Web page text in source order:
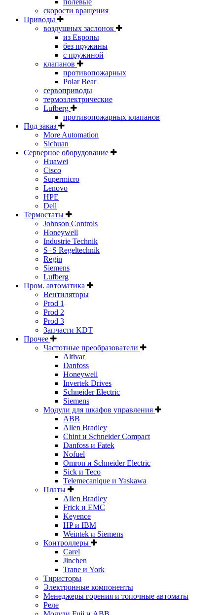
полевые
скорости вращения
Приводы
воздушных заслонок
из Европы
без пружины
с пружиной
клапанов
противопожарных
Polar Bear
сервоприводы
термоэлектрические
Lufberg
противопожарных клапанов
Под заказ
More Automation
Sichuan
Серверное оборудование
Huawei
Cisco
Supermicro
Lenovo
HPE
Dell
Термостаты
Johnson Controls
Honeywell
Industrie Technik
S+S Regeltechnik
Regin
Siemens
Lufberg
Пром. автоматика
Вентиляторы
Prod 1
Prod 2
Prod 3
Запчасти KDT
Прочее
Частотные преобразователи
Altivar
Danfoss
Honeywell
Invertek Drives
Schneider Electric
Siemens
Модули для шкафов управления
ABB
Allen Bradley
Chint и Schneider Compact
Danfoss и Fatek
Nofuel
Omron и Schneider Electric
Sick и Teco
Telemecanique и Yaskawa
Платы
Allen Bradley
Frick и EMC
Keyence
HP и IBM
Weintek и Siemens
Контроллеры
Carel
Jinchen
Trane и York
Тиристоры
Электронные компоненты
Менеджеры горения и топочные автоматы
Реле